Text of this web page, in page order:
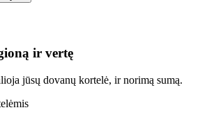
ir vertę
jūsų dovanų kortelė, ir norimą sumą.